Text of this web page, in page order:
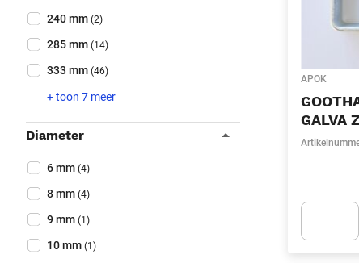
240 mm (2)
285 mm (14)
333 mm (46)
+ toon 7 meer
Diameter
Diameter (Optioneel)
6 mm (4)
8 mm (4)
9 mm (1)
10 mm (1)
APOK
GALVA